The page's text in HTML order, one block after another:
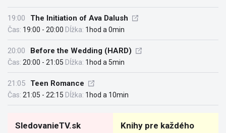
19:00 The Initiation of Ava Dalush
Čas: 19:00 - 20:00 Dĺžka: 1hod a 0min
20:00 Before the Wedding (HARD)
Čas: 20:00 - 21:05 Dĺžka: 1hod a 5min
21:05 Teen Romance
Čas: 21:05 - 22:15 Dĺžka: 1hod a 10min
SledovanieTV.sk Knihy pre každého